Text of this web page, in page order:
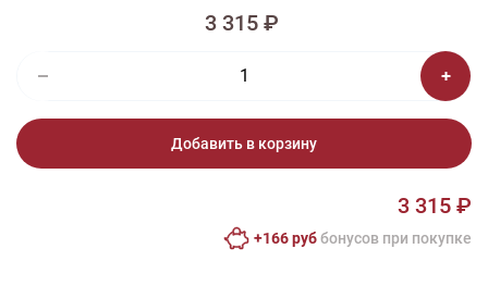
3 315 ₽
Добавить в корзину
3 315 ₽
+166 руббонусов при покупке